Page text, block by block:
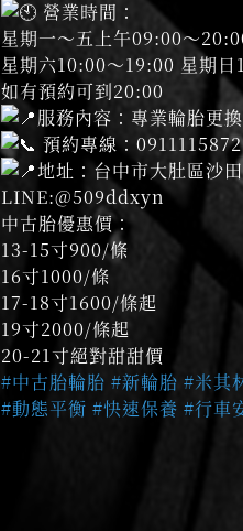
營業時間：
星期一～五上午09:00～
星期六10:00～19:00 星期日
如有預約可到20:00
服務內容：專業輪胎更
預約專線：0911115872
地址：台中市大肚區沙
LINE:@509ddxyn
中古胎優惠價：
13-15寸900/條
16寸1000/條
17-18寸1600/條起
19寸2000/條起
20-21寸絕對甜甜價
#中古胎輪胎 #新輪胎 #米其
#動態平衡 #快速保養 #行車